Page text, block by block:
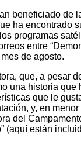
beneficiado de
ha encontrado
programas
entre
de agosto.
que, a pesar
una historia que
que le
y, en
del
(aquí están